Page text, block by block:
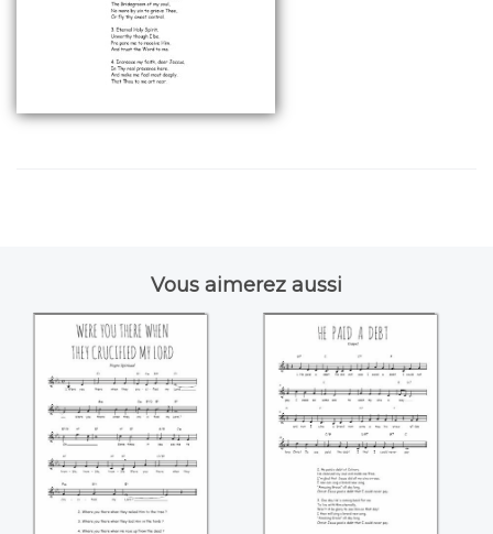
Vous aimerez aussi
Were you there
when they
crucified my Lord
He paid a debt